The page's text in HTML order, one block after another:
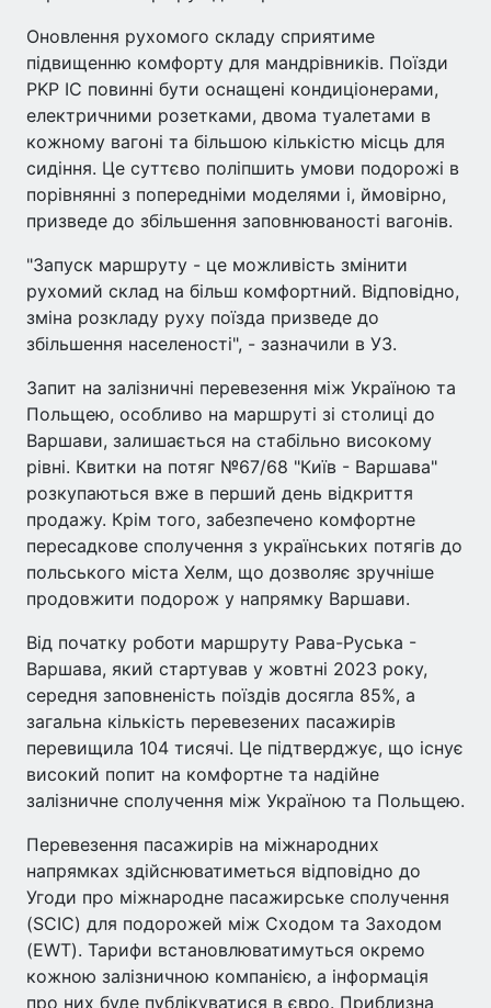
Оновлення рухомого складу сприятиме
підвищенню комфорту для мандрівників. Поїзди
PKP IC повинні бути оснащені кондиціонерами,
електричними розетками, двома туалетами в
кожному вагоні та більшою кількістю місць для
сидіння. Це суттєво поліпшить умови подорожі в
порівнянні з попередніми моделями і, ймовірно,
призведе до збільшення заповнюваності вагонів.
"Запуск маршруту - це можливість змінити
рухомий склад на більш комфортний. Відповідно,
зміна розкладу руху поїзда призведе до
збільшення населеності", - зазначили в УЗ.
Запит на залізничні перевезення між Україною та
Польщею, особливо на маршруті зі столиці до
Варшави, залишається на стабільно високому
рівні. Квитки на потяг №67/68 "Київ - Варшава"
розкупаються вже в перший день відкриття
продажу. Крім того, забезпечено комфортне
пересадкове сполучення з українських потягів до
польського міста Хелм, що дозволяє зручніше
продовжити подорож у напрямку Варшави.
Від початку роботи маршруту Рава-Руська -
Варшава, який стартував у жовтні 2023 року,
середня заповненість поїздів досягла 85%, а
загальна кількість перевезених пасажирів
перевищила 104 тисячі. Це підтверджує, що існує
високий попит на комфортне та надійне
залізничне сполучення між Україною та Польщею.
Перевезення пасажирів на міжнародних
напрямках здійснюватиметься відповідно до
Угоди про міжнародне пасажирське сполучення
(SCIC) для подорожей між Сходом та Заходом
(EWT). Тарифи встановлюватимуться окремо
кожною залізничною компанією, а інформація
про них буде публікуватися в євро. Приблизна